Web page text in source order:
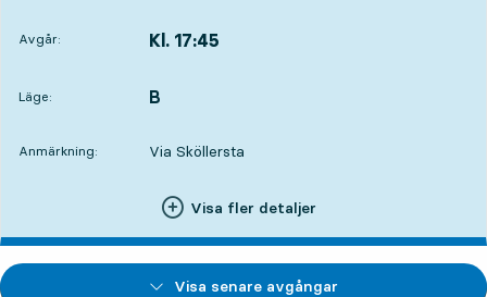
Avgår: Kl. 17:45
Läge:
LÄGE, B
,
Anmärkning: Via Sköllersta
Visa fler detaljer
Visa senare avgångar